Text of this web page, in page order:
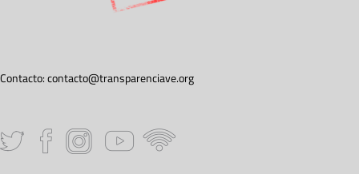
Contacto:contacto@transparenciave.org